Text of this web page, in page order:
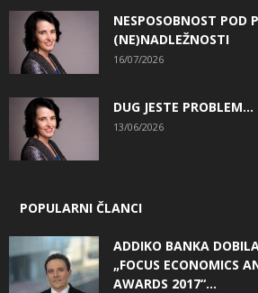
NESPOSOBNOST POD
(NE)NADLEŽNOSTI
16/07/2026
DUG JESTE PROBLEM…
13/06/2026
POPULARNI ČLANCI
ADDIKO BANKA
„FOCUS ECONOMICS
AWARDS 2017“...